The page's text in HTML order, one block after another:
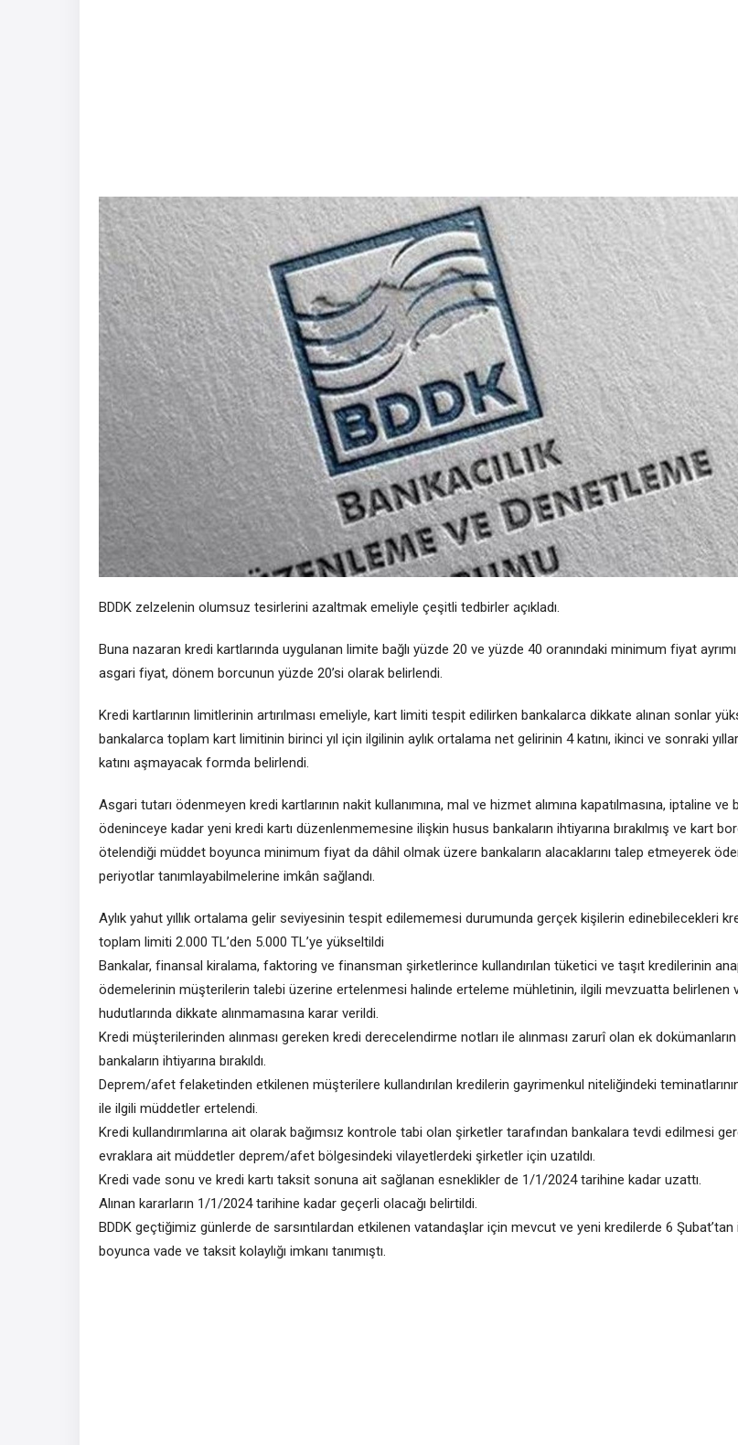
BDDK zelzelenin olumsuz tesirlerini azaltmak emeliyle çeşitli tedbirler açıkladı.
Buna nazaran kredi kartlarında uygulanan limite bağlı yüzde 20 ve yüzde 40 oranındaki minimum fiyat ayrımı
asgari fiyat, dönem borcunun yüzde 20’si olarak belirlendi.
Kredi kartlarının limitlerinin artırılması emeliyle, kart limiti tespit edilirken bankalarca dikkate alınan sonlar
bankalarca toplam kart limitinin birinci yıl için ilgilinin aylık ortalama net gelirinin 4 katını, ikinci ve sonraki
katını aşmayacak formda belirlendi.
Asgari tutarı ödenmeyen kredi kartlarının nakit kullanımına, mal ve hizmet alımına kapatılmasına, iptaline ve
ödeninceye kadar yeni kredi kartı düzenlenmemesine ilişkin husus bankaların ihtiyarına bırakılmış ve kart
ötelendiği müddet boyunca minimum fiyat da dâhil olmak üzere bankaların alacaklarını talep etmeyerek
periyotlar tanımlayabilmelerine imkân sağlandı.
Aylık yahut yıllık ortalama gelir seviyesinin tespit edilememesi durumunda gerçek kişilerin edinebilecekleri
toplam limiti 2.000 TL’den 5.000 TL’ye yükseltildi
Bankalar, finansal kiralama, faktoring ve finansman şirketlerince kullandırılan tüketici ve taşıt kredilerinin
ödemelerinin müşterilerin talebi üzerine ertelenmesi halinde erteleme mühletinin, ilgili mevzuatta belirlenen
hudutlarında dikkate alınmamasına karar verildi.
Kredi müşterilerinden alınması gereken kredi derecelendirme notları ile alınması zarurî olan ek
bankaların ihtiyarına bırakıldı.
Deprem/afet felaketinden etkilenen müşterilere kullandırılan kredilerin gayrimenkul niteliğindeki
ile ilgili müddetler ertelendi.
Kredi kullandırımlarına ait olarak bağımsız kontrole tabi olan şirketler tarafından bankalara tevdi edilmesi
evraklara ait müddetler deprem/afet bölgesindeki vilayetlerdeki şirketler için uzatıldı.
Kredi vade sonu ve kredi kartı taksit sonuna ait sağlanan esneklikler de 1/1/2024 tarihine kadar uzattı.
Alınan kararların 1/1/2024tarihine kadar geçerli olacağı belirtildi.
BDDK geçtiğimiz günlerde de sarsıntılardan etkilenen vatandaşlar için mevcut ve yeni kredilerde 6
boyunca vade ve taksit kolaylığı imkanı tanımıştı.